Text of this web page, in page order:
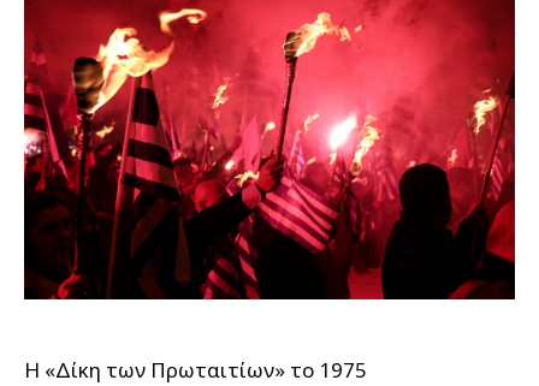
Η «Δίκη των Πρωταιτίων» το 1975